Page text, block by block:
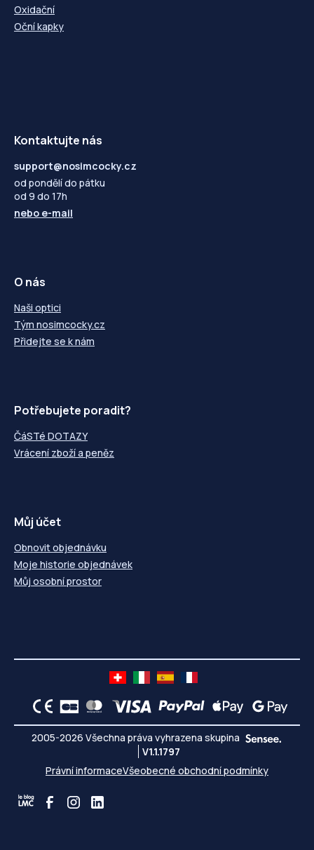
Oxidační
Oční kapky
Kontaktujte nás
support@nosimcocky.cz
od pondělí do pátku
od 9 do 17h
nebo e-mail
O nás
Naši optici
Tým nosimcocky.cz
Přidejte se k nám
Potřebujete poradit?
ČáSTé DOTAZY
Vrácení zboží a peněz
Můj účet
Obnovit objednávku
Moje historie objednávek
Můj osobní prostor
2005-2026 Všechna práva vyhrazena skupina
V1.1.1797
Právní informaceVšeobecné obchodní podmínky